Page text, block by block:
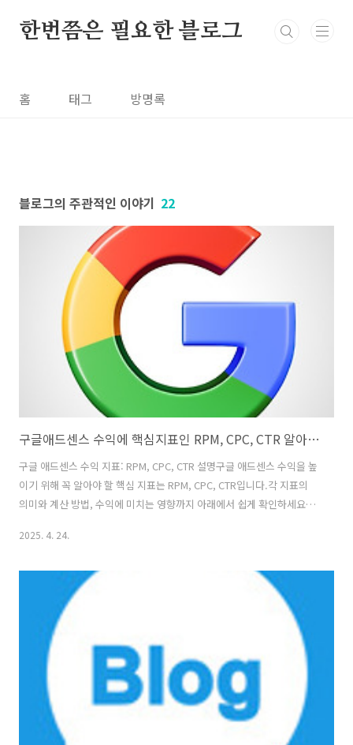
한번쯤은 필요한 블로그
홈 태그 방명록
블로그의 주관적인 이야기 22
구글애드센스 수익에 핵심지표인 RPM, CPC, CTR 알아보기
구글 애드센스 수익 지표: RPM, CPC, CTR 설명구글 애드센스 수익을 높
이기 위해 꼭 알아야 할 핵심 지표는 RPM, CPC, CTR입니다.각 지표의
의미와 계산 방법, 수익에 미치는 영향까지 아래에서 쉽게 확인하세요.1.
노출될 때 예상되는 수익을 의미합니다.계산 공식: RPM = (총 수익 ÷ 노
÷ 10,000) × 1,000 = 5달러의의: 광고 효율성을 종합적으로 판단하는
지표로, RPM이 높을수록 같은 방문자 수로 더 많은 수익을 올릴 수 있습
니다.2. CPC (Cost Per Click, 클릭당 비용)정..
2025. 4. 24.